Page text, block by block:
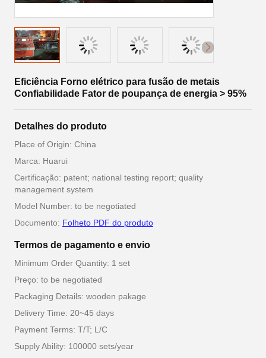
Eficiência Forno elétrico para fusão de metais
Confiabilidade Fator de poupança de energia > 95%
Detalhes do produto
Place of Origin: China
Marca: Huarui
Certificação: patent; national testing report; quality
management system
Model Number: to be negotiated
Documento: Folheto PDF do produto
Termos de pagamento e envio
Minimum Order Quantity: 1 set
Preço: to be negotiated
Packaging Details: wooden pakage
Delivery Time: 20~45 days
Payment Terms: T/T; L/C
Supply Ability: 100000 sets/year